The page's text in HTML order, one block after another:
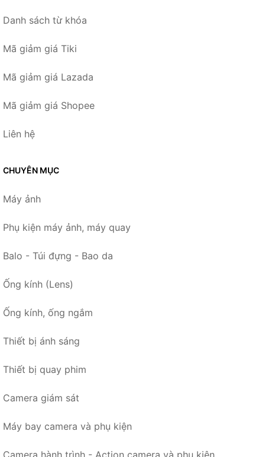
Danh sách từ khóa
Mã giảm giá Tiki
Mã giảm giá Lazada
Mã giảm giá Shopee
Liên hệ
CHUYÊN MỤC
Máy ảnh
Phụ kiện máy ảnh, máy quay
Balo - Túi đựng - Bao da
Ống kính (Lens)
Ống kính, ống ngắm
Thiết bị ánh sáng
Thiết bị quay phim
Camera giám sát
Máy bay camera và phụ kiện
Camera hành trình - Action camera và phụ kiện